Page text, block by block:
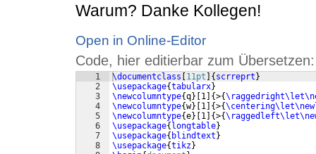
Warum? Danke Kollegen!
Open in Online-Editor
Code, hier editierbar zum Übersetzen:
1
2
3
4
5
6
7
8
\documentclass [11pt ] {scrreprt}
\usepackage{tabularx}
\newcolumntype{q} [1 ] {>{
\newcolumntype{w} [1 ] {>{
\newcolumntype{e} [1 ] {>{
\usepackage{longtable}
\usepackage{ blindtext}
\usepackage{tikz}